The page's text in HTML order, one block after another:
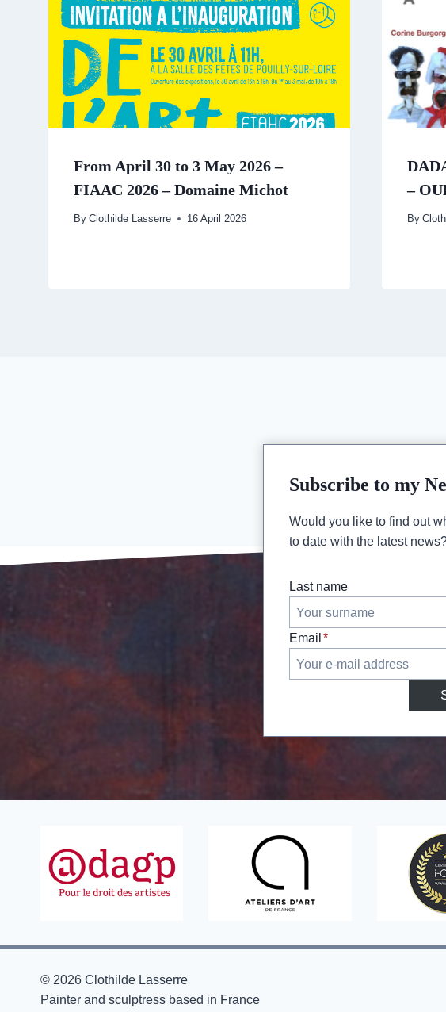
From April 30 to 3 May 2026 –
FIAAC 2026 – Domaine Michot
By Clothilde Lasserre 16 April 2026
–
By
Subscribe to my
Would you like to find out
to date with the latest
Last name
Email *
© 2026 Clothilde Lasserre
Painter and sculptress based in France